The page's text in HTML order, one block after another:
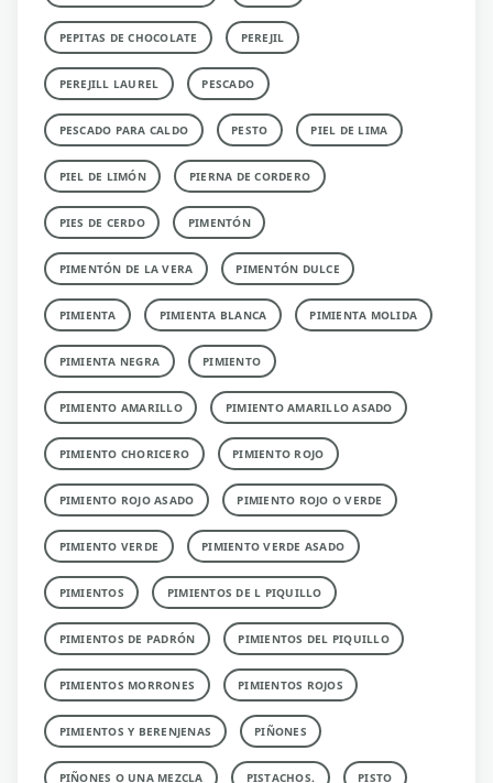
PEPITAS DE CHOCOLATE PEREJIL
PEREJILL LAUREL PESCADO
PESCADO PARA CALDO PESTO PIEL DE LIMA
PIEL DE LIMÓN PIERNA DE CORDERO
PIES DE CERDO PIMENTÓN
PIMENTÓN DE LA VERA PIMENTÓN DULCE
PIMIENTA PIMIENTA BLANCA PIMIENTA MOLIDA
PIMIENTA NEGRA PIMIENTO
PIMIENTO AMARILLO PIMIENTO AMARILLO ASADO
PIMIENTO CHORICERO PIMIENTO ROJO
PIMIENTO ROJO ASADO PIMIENTO ROJO O VERDE
PIMIENTO VERDE PIMIENTO VERDE ASADO
PIMIENTOS PIMIENTOS DE L PIQUILLO
PIMIENTOS DE PADRÓN PIMIENTOS DEL PIQUILLO
PIMIENTOS MORRONES PIMIENTOS ROJOS
PIMIENTOS Y BERENJENAS PIÑONES
PIÑONES O UNA MEZCLA PISTACHOS. PISTO